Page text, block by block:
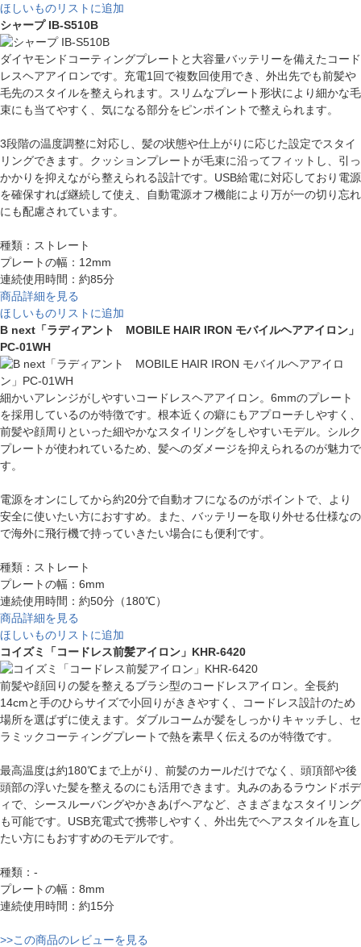
ほしいものリストに追加
シャープ IB-S510B
ダイヤモンドコーティングプレートと大容量バッテリーを備えたコード
レスヘアアイロンです。充電1回で複数回使用でき、外出先でも前髪や
毛先のスタイルを整えられます。スリムなプレート形状により細かな毛
束にも当てやすく、気になる部分をピンポイントで整えられます。
3段階の温度調整に対応し、髪の状態や仕上がりに応じた設定でスタイ
リングできます。クッションプレートが毛束に沿ってフィットし、引っ
かかりを抑えながら整えられる設計です。USB給電に対応しており電源
を確保すれば継続して使え、自動電源オフ機能により万が一の切り忘れ
にも配慮されています。
種類：ストレート
プレートの幅：12mm
連続使用時間：約85分
商品詳細を見る
ほしいものリストに追加
B next「ラディアント MOBILE HAIR IRON モバイルヘアアイロン」
PC-01WH
細かいアレンジがしやすいコードレスヘアアイロン。6mmのプレート
を採用しているのが特徴です。根本近くの癖にもアプローチしやすく、
前髪や顔周りといった細やかなスタイリングをしやすいモデル。シルク
プレートが使われているため、髪へのダメージを抑えられるのが魅力で
す。
電源をオンにしてから約20分で自動オフになるのがポイントで、より
安全に使いたい方におすすめ。また、バッテリーを取り外せる仕様なの
で海外に飛行機で持っていきたい場合にも便利です。
種類：ストレート
プレートの幅：6mm
連続使用時間：約50分（180℃）
商品詳細を見る
ほしいものリストに追加
コイズミ「コードレス前髪アイロン」KHR-6420
前髪や顔回りの髪を整えるブラシ型のコードレスアイロン。全長約
14cmと手のひらサイズで小回りがききやすく、コードレス設計のため
場所を選ばずに使えます。ダブルコームが髪をしっかりキャッチし、セ
ラミックコーティングプレートで熱を素早く伝えるのが特徴です。
最高温度は約180℃まで上がり、前髪のカールだけでなく、頭頂部や後
頭部の浮いた髪を整えるのにも活用できます。丸みのあるラウンドボデ
ィで、シースルーバングやかきあげヘアなど、さまざまなスタイリング
も可能です。USB充電式で携帯しやすく、外出先でヘアスタイルを直し
たい方にもおすすめのモデルです。
種類：-
プレートの幅：8mm
連続使用時間：約15分
>>この商品のレビューを見る